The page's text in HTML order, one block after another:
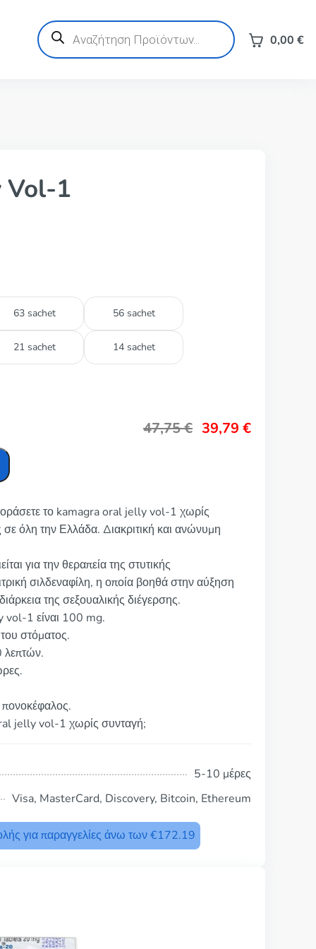
Products
search 0,00 €
Vol-1
63 sachet 56 sachet
21 sachet 14 sachet
47,75€ 39,79 €
το kamagra oral jelly vol-1 χωρίς
όλη την Ελλάδα. Διακριτική και ανώνυμη
για την θεραπεία της στυτικής
σιλδεναφίλη, η οποία βοηθά στην αύξηση
της σεξουαλικής διέγερσης.
1 είναι 100 mg.
στόματος.
λεπτών.
πονοκέφαλος.
jelly vol-1 χωρίς συνταγή;
5-10 μέρες
Visa, MasterCard, Discovery, Bitcoin, Ethereum
για παραγγελίες άνω των €172.19